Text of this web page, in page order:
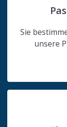
Sie
unsere